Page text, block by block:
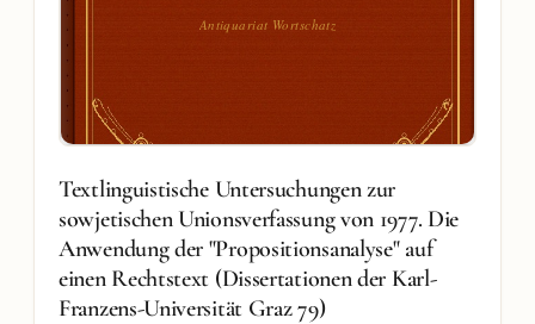
Antiquariat Wortschatz
Textlinguistische Untersuchungen zur
sowjetischen Unionsverfassung von 1977. Die
Anwendung der "Propositionsanalyse" auf
einen Rechtstext (Dissertationen der Karl-
Franzens-Universität Graz 79)